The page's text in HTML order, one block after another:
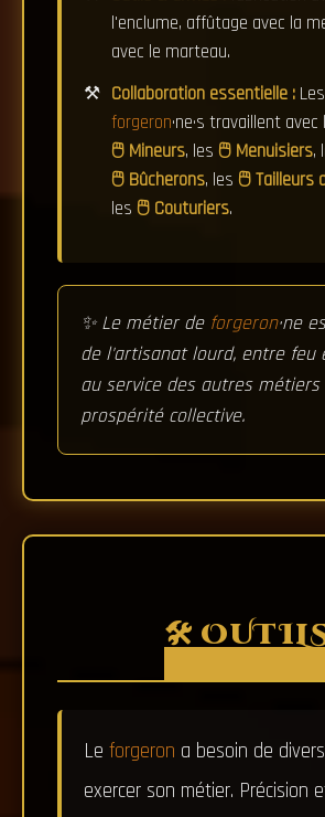
l'enclume, affûtage avec la
avec le marteau.
Collaboration essentielle : Les
forgeron·ne·s travaillent avec
Mineurs, les Menuisiers,
Bûcherons, les Tailleurs
les
Couturiers.
✨ Le métier de forgeron·ne
de l'artisanat lourd, entre feu
au service des autres
prospérité collective.
🛠️
Le forgeron a besoin de
exercer son métier. Précision